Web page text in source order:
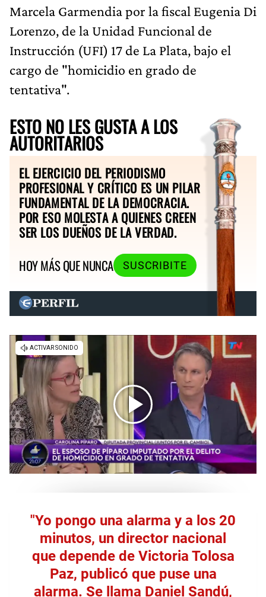
Marcela Garmendia por la fiscal Eugenia Di
Lorenzo, de la Unidad Funcional de
Instrucción (UFI) 17 de La Plata, bajo el
cargo de "homicidio en grado de
tentativa".
ESTO NO LES GUSTA A LOS
AUTORITARIOS
EL EJERCICIO DEL PERIODISMO
PROFESIONAL Y CRÍTICO ES UN PILAR
FUNDAMENTAL DE LA DEMOCRACIA.
POR ESO MOLESTA A QUIENES CREEN
SER LOS DUEÑOS DE LA VERDAD.
HOY MÁS QUE NUNCA
SUSCRIBITE
"Yo pongo una alarma y a los 20
minutos, un director nacional
que depende de Victoria Tolosa
Paz, publicó que puse una
alarma. Se llama Daniel Sandú,